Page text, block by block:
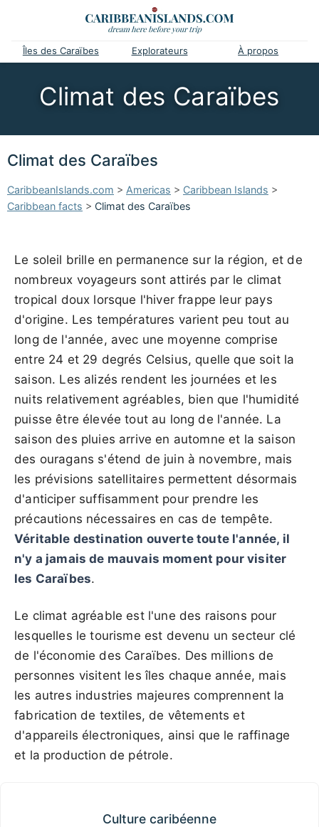
Îles des Caraïbes Explorateurs À propos
Climat des Caraïbes
Climat des Caraïbes
CaribbeanIslands.com > Americas > Caribbean Islands >
Caribbean facts > Climat des Caraïbes
Le soleil brille en permanence sur la région, et de
nombreux voyageurs sont attirés par le climat
tropical doux lorsque l'hiver frappe leur pays
d'origine. Les températures varient peu tout au
long de l'année, avec une moyenne comprise
entre 24 et 29 degrés Celsius, quelle que soit la
saison. Les alizés rendent les journées et les
nuits relativement agréables, bien que l'humidité
puisse être élevée tout au long de l'année. La
saison des pluies arrive en automne et la saison
des ouragans s'étend de juin à novembre, mais
les prévisions satellitaires permettent désormais
d'anticiper suffisamment pour prendre les
précautions nécessaires en cas de tempête.
Véritable destination ouverte toute l'année, il
n'y a jamais de mauvais moment pour visiter
les Caraïbes.
Le climat agréable est l'une des raisons pour
lesquelles le tourisme est devenu un secteur clé
de l'économie des Caraïbes. Des millions de
personnes visitent les îles chaque année, mais
les autres industries majeures comprennent la
fabrication de textiles, de vêtements et
d'appareils électroniques, ainsi que le raffinage
et la production de pétrole.
Culture caribéenne